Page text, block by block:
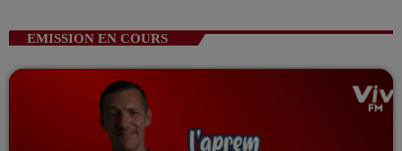
EMISSION EN COURS